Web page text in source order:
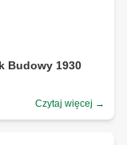
Budowy 1930
Czytaj więcej →